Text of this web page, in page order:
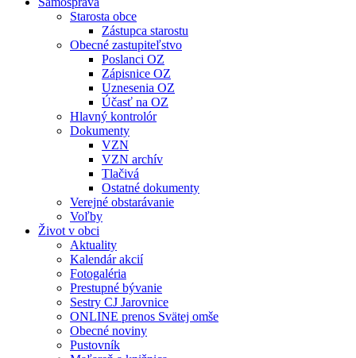
Starosta obce
Zástupca starostu
Obecné zastupiteľstvo
Poslanci OZ
Zápisnice OZ
Uznesenia OZ
Účasť na OZ
Hlavný kontrolór
Dokumenty
VZN
VZN archív
Tlačivá
Ostatné dokumenty
Verejné obstarávanie
Voľby
Život v obci
Aktuality
Kalendár akcií
Fotogaléria
Prestupné bývanie
Sestry CJ Jarovnice
ONLINE prenos Svätej omše
Obecné noviny
Pustovník